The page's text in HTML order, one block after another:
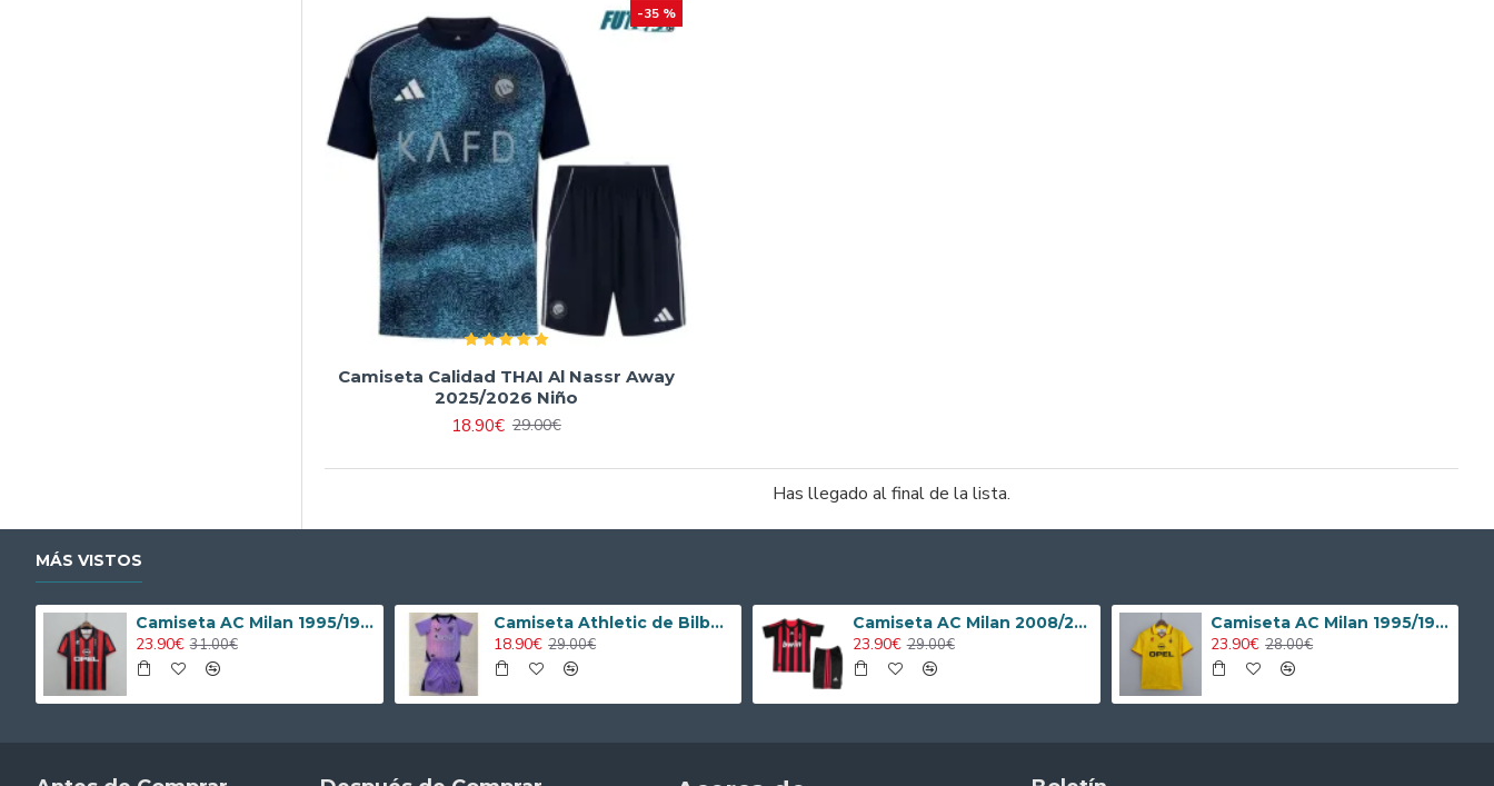
-35 %
Camiseta Calidad THAI Al Nassr Away
2025/2026 Niño
18.90€ 29.00€
Has llegado al final de la lista.
MÁS VISTOS
Camiseta AC Milan 1995/1996 Local Retro
23.90€ 31.00€
Camiseta Athletic de Bilbao 2024/2025 Alternativo Niño Kit
18.90€ 29.00€
Camiseta AC Milan 2008/2009 Local Retro Niño Kit
23.90€ 29.00€
Camiseta AC Milan 1995/1996 Alternativo Retro
23.90€ 28.00€